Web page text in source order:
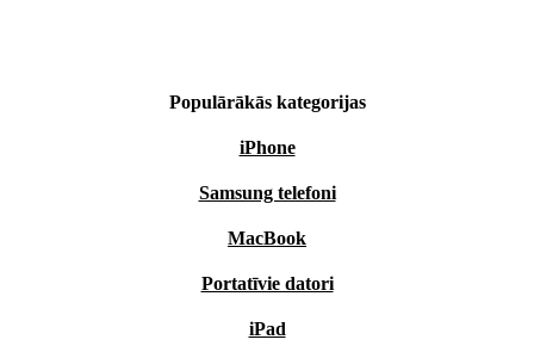
Populārākās kategorijas
iPhone
Samsung telefoni
MacBook
Portatīvie datori
iPad